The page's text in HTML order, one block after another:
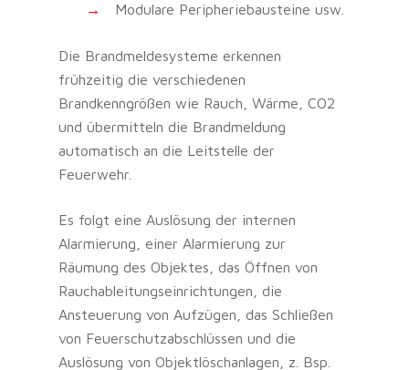
Modulare Peripheriebausteine usw.
Die Brandmeldesysteme erkennen
frühzeitig die verschiedenen
Brandkenngrößen wie Rauch, Wärme, CO2
und übermitteln die Brandmeldung
automatisch an die Leitstelle der
Feuerwehr.
Es folgt eine Auslösung der internen
Alarmierung, einer Alarmierung zur
Räumung des Objektes, das Öffnen von
Rauchableitungseinrichtungen, die
Ansteuerung von Aufzügen, das Schließen
von Feuerschutzabschlüssen und die
Auslösung von Objektlöschanlagen, z. Bsp.